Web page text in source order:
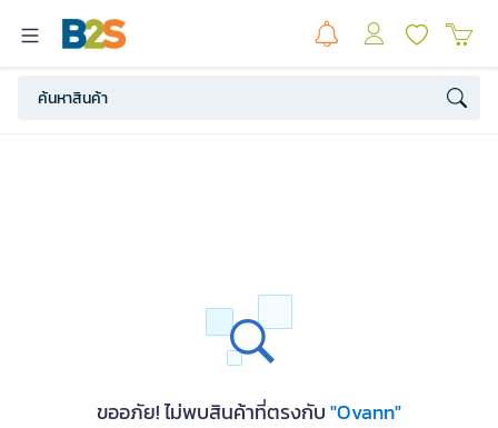
ขออภัย! ไม่พบสินค้าที่ตรงกับ"Ovann"